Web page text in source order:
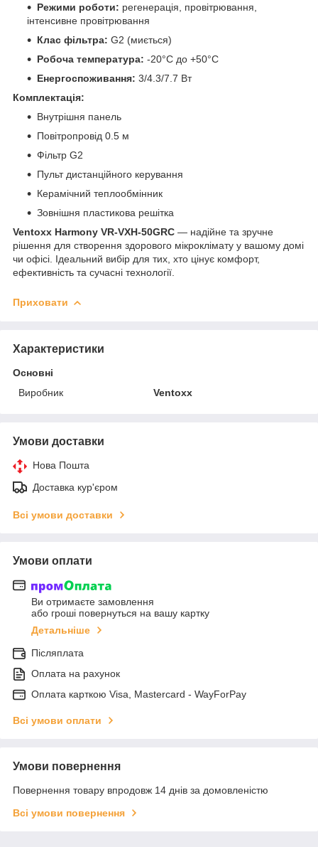
Режими роботи: регенерація, провітрювання,
інтенсивне провітрювання
Клас фільтра: G2 (миється)
Робоча температура: -20°C до +50°C
Енергоспоживання: 3/4.3/7.7 Вт
Комплектація:
Внутрішня панель
Повітропровід 0.5 м
Фільтр G2
Пульт дистанційного керування
Керамічний теплообмінник
Зовнішня пластикова решітка
Ventoxx Harmony VR-VXH-50GRC — надійне та зручне
рішення для створення здорового мікроклімату у вашому домі
чи офісі. Ідеальний вибір для тих, хто цінує комфорт,
ефективність та сучасні технології.
Приховати
Характеристики
Основні
Виробник
Ventoxx
Умови доставки
Нова Пошта
Доставка кур'єром
Всі умови доставки
Умови оплати
Ви отримаєте замовлення
або гроші повернуться на вашу картку
Детальніше
Післяплата
Оплата на рахунок
Оплата карткою Visa, Mastercard - WayForPay
Всі умови оплати
Умови повернення
Повернення товару впродовж 14 днів за домовленістю
Всі умови повернення